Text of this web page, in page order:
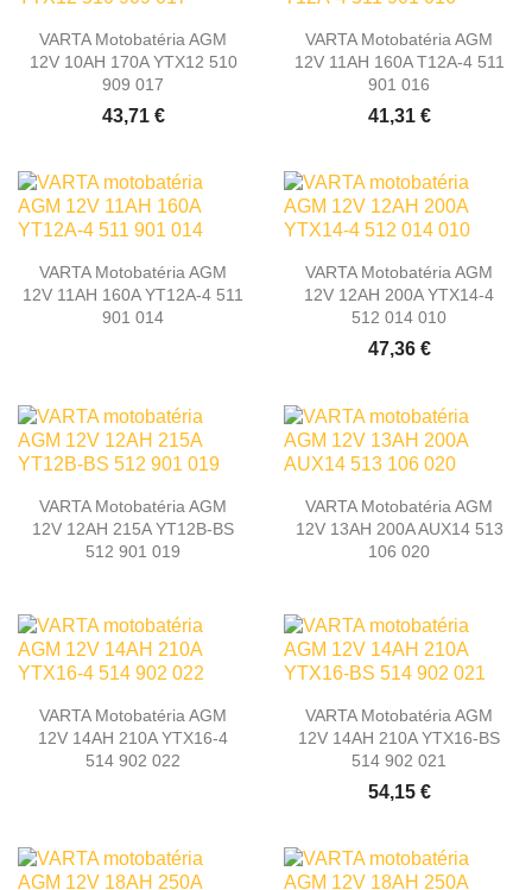
VARTA Motobatéria AGM
12V 10AH 170A YTX12 510
909 017
43,71 €
VARTA Motobatéria AGM
12V 11AH 160A T12A-4 511
901 016
41,31 €
VARTA Motobatéria AGM
12V 11AH 160A YT12A-4 511
901 014
VARTA Motobatéria AGM
12V 12AH 200A YTX14-4
512 014 010
47,36 €
VARTA Motobatéria AGM
12V 12AH 215A YT12B-BS
512 901 019
VARTA Motobatéria AGM
12V 13AH 200A AUX14 513
106 020
VARTA Motobatéria AGM
12V 14AH 210A YTX16-4
514 902 022
VARTA Motobatéria AGM
12V 14AH 210A YTX16-BS
514 902 021
54,15 €